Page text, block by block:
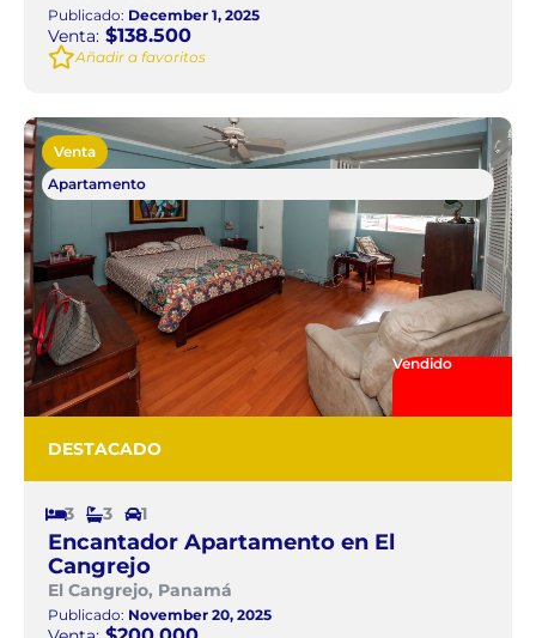
Publicado: December 1, 2025
Venta: $138.500
Añadir a favoritos
Venta
Apartamento
Vendido
DESTACADO
3 3 1
Encantador Apartamento en El
Cangrejo
El Cangrejo, Panamá
Publicado: November 20, 2025